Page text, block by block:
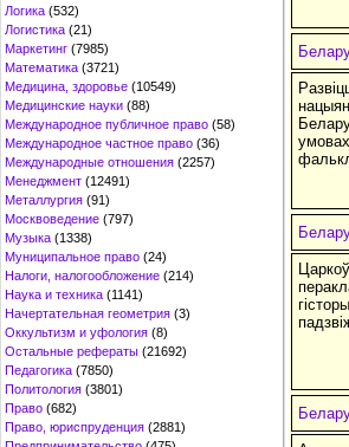
Логика (532)
Логистика (21)
Маркетинг (7985)
Математика (3721)
Медицина, здоровье (10549)
Медицинские науки (88)
Международное публичное право (58)
Международное частное право (36)
Международные отношения (2257)
Менеджмент (12491)
Металлургия (91)
Москвоведение (797)
Музыка (1338)
Муниципальное право (24)
Налоги, налогообложение (214)
Наука и техника (1141)
Начертательная геометрия (3)
Оккультизм и уфология (8)
Остальные рефераты (21692)
Педагогика (7850)
Политология (3801)
Право (682)
Право, юриспруденция (2881)